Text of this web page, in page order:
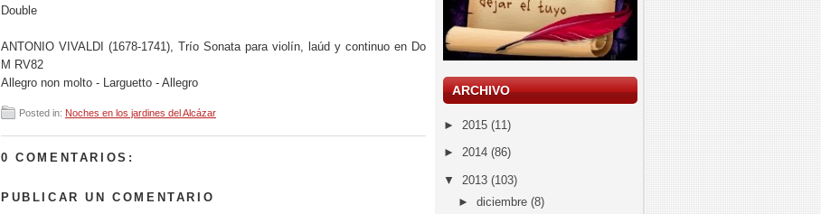
Double
ANTONIO VIVALDI (1678-1741), Trío Sonata para violín, laúd y continuo en Do
M RV82
Allegro non molto - Larguetto - Allegro
Posted in: Noches en los jardines del Alcázar
0 COMENTARIOS:
PUBLICAR UN COMENTARIO
ARCHIVO
► 2015 (11)
► 2014 (86)
▼ 2013 (103)
► diciembre (8)